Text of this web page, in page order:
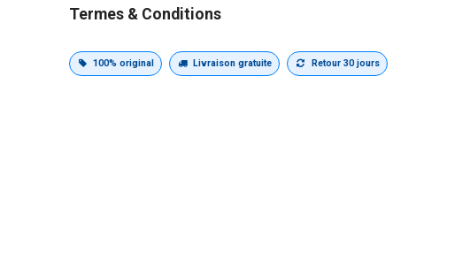
Termes & Conditions
100% original Livraison gratuite Retour 30 jours